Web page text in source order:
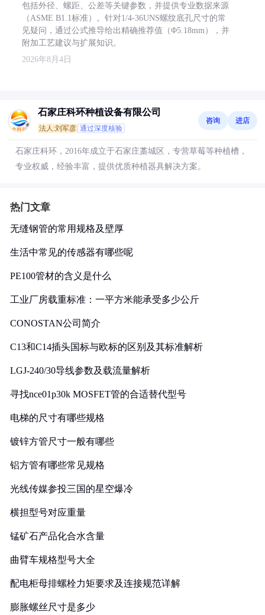
包括外径、螺距、公差等关键参数，并提供专业数据来源
（ASME B1.1标准）。针对1/4-36UNS螺纹底孔尺寸的常
见疑问，通过公式推导给出精确推荐值（Φ5.18mm），并
附加工艺建议与扩展知识。
2026年8月4日
石家庄科环种植设备有限公司
法人:刘军彦 通过深度核验
咨询 进店
石家庄科环，2016年成立于石家庄藁城区，专营草莓等种植槽，
专业权威，经验丰富，提供优质种植器具解决方案。
热门文章
无缝钢管的常用规格及壁厚
生活中常见的传感器有哪些呢
PE100管材的含义是什么
工业厂房载重标准：一平方米能承受多少公斤
CONOSTAN公司简介
C13和C14插头国标与欧标的区别及其标准解析
LGJ-240/30导线参数及载流量解析
寻找nce01p30k MOSFET管的合适替代型号
电梯的尺寸有哪些规格
镀锌方管尺寸一般有哪些
铝方管有哪些常见规格
光线传媒参投三国的星空爆冷
横担型号对应重量
锰矿石产品化合水含量
曲臂车规格型号大全
配电柜母排螺栓力矩要求及连接规范详解
膨胀螺丝尺寸是多少